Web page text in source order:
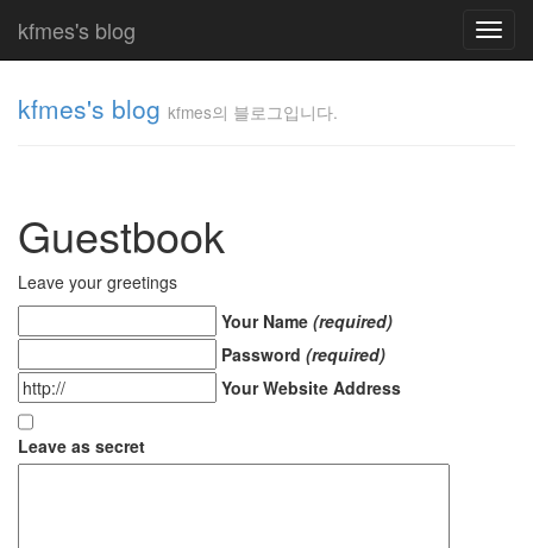
kfmes's blog
kfmes's blog kfmes의 블로그입니다.
Guestbook
Leave your greetings
Your Name (required)
Password (required)
Your Website Address
Leave as secret
입니
다.
Cloud
kfmes
JateON